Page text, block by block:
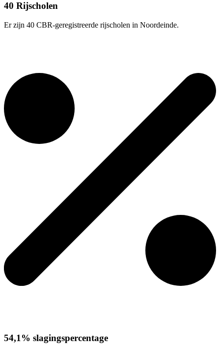
40 Rijscholen
Er zijn 40 CBR-geregistreerde rijscholen in Noordeinde.
54,1% slagingspercentage